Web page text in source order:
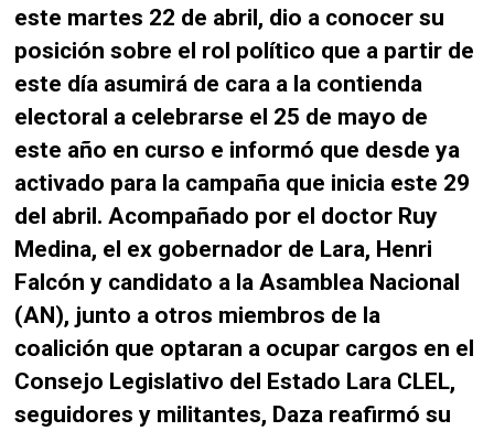
este martes 22 de abril, dio a conocer su
posición sobre el rol político que a partir de
este día asumirá de cara a la contienda
electoral a celebrarse el 25 de mayo de
este año en curso e informó que desde ya
activado para la campaña que inicia este 29
del abril. Acompañado por el doctor Ruy
Medina, el ex gobernador de Lara, Henri
Falcón y candidato a la Asamblea Nacional
(AN), junto a otros miembros de la
coalición que optaran a ocupar cargos en el
Consejo Legislativo del Estado Lara CLEL,
seguidores y militantes, Daza reafirmó su